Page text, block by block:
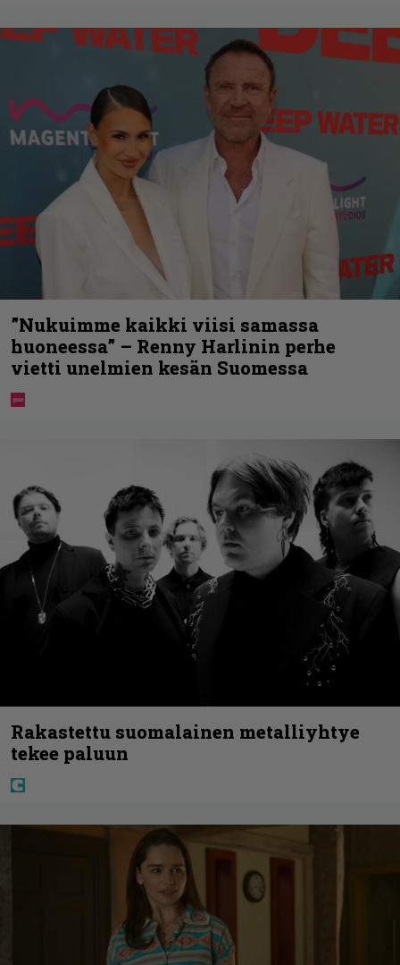
”Nukuimme kaikki viisi samassa
huoneessa” – Renny Harlinin perhe
vietti unelmien kesän Suomessa
Rakastettu suomalainen metalliyhtye
tekee paluun